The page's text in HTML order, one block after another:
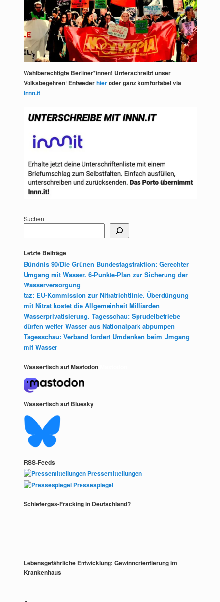
Wahlberechtigte Berliner*innen! Unterschreibt unser
Volksbegehren! Entwederhieroder ganz komfortabel via
Innn.it
Suchen
Letzte Beiträge
Bündnis 90/Die Grünen Bundestagsfraktion: Gerechter
Umgang mit Wasser. 6-Punkte-Plan zur Sicherung der
Wasserversorgung
taz: EU-Kommission zur Nitratrichtlinie. Überdüngung
mit Nitrat kostet die Allgemeinheit Milliarden
Wasserprivatisierung. Tagesschau: Sprudelbetriebe
dürfen weiter Wasser aus Nationalpark abpumpen
Tagesschau: Verband fordert Umdenken beim Umgang
mit Wasser
Wassertisch auf Mastodon
Wassertisch auf Bluesky
RSS-Feeds
Pressemitteilungen
Pressespiegel
Schiefergas-Fracking in Deutschland?
Lebensgefährliche Entwicklung: Gewinnorientierung im
Krankenhaus